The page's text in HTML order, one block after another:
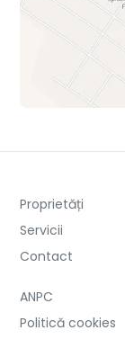
Proprietăți
Servicii
Contact
ANPC
Politică cookies